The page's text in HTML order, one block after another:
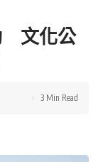
文化公
3 Min Read